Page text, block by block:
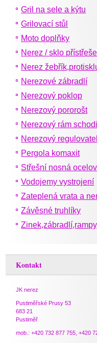
Gril na sele a kýtu
Grilovací stůl
Moto doplňky
Nerez / sklo
Nerez
Nerezové zábradlí
Nerezový poklop
Nerezový pororošt
Nerezový rám
Nerezový
Pergola komaxit
Střešní nosná
Vodojemy vystrojení
Zateplená vrata a
Závěsné truhlíky
Kontakt
JK nerez
Pustiměřské Prusy 53
683 21
Pustiměř
mob.: +420 732 877 755, +420